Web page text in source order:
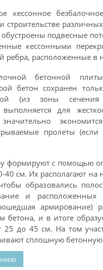
кессонное
строительстве
подвесные
кессонными
ребра, расположенные
бетонной
бетон сохранен
(из зоны
для
пролеты (если
формируют с помощью
см. Их располагают на
образовались
и расположенных
армирование)
бетона, и в итоге
до 45 см. На том
сплошную бетонную